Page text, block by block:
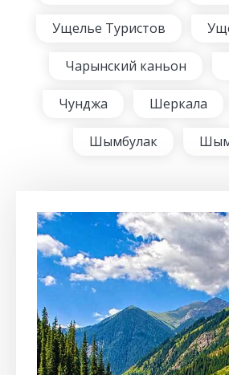
Ущелье Туристов
Чарынский каньон
Чунджа Шеркала
Шымбулак